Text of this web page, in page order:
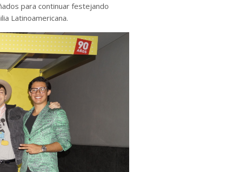
para continuar festejando
Latinoamericana.